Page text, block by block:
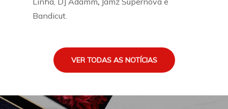
Bandicut.
VER TODAS AS NOTÍCIAS